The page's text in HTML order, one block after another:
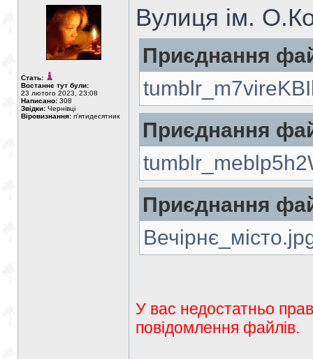
Стать:
Востаннє тут були:
23 лютого 2023, 23:08
Написано: 308
Звідки: Чернівці
Віровизнання: п'ятидесятник
Вулиця ім.
Приєднання
Приєднання
Приєднання
У вас недостатньо
повідомлення файлів.